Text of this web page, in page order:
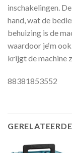
inschakelingen.
hand, wat de
behuizing is de
waardoor je‘m
krijgt de machine
88381853552